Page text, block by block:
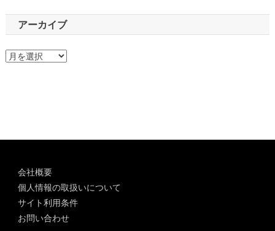
アーカイブ
ア
会社概要
個人情報の取扱いについて
サイト利用条件
お問い合わせ